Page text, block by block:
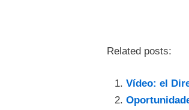
Related posts:
Vídeo: el